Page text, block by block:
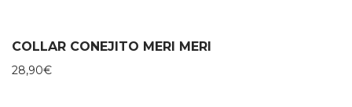
COLLAR CONEJITO MERI MERI
28,90€